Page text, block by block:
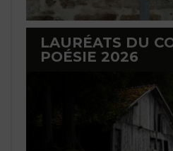
LAURÉATS DU
POÉSIE 2026